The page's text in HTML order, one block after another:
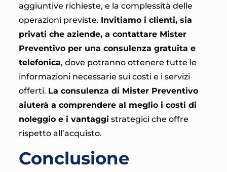
aggiuntive richieste, e la complessità delle
operazioni previste. Invitiamo i clienti, sia
privati che aziende, a contattare Mister
Preventivo per una consulenza gratuita e
telefonica, dove potranno ottenere tutte le
informazioni necessarie sui costi e i servizi
offerti. La consulenza di Mister Preventivo
aiuterà a comprendere al meglio i costi di
noleggio e i vantaggi strategici che offre
rispetto all’acquisto.
Conclusione